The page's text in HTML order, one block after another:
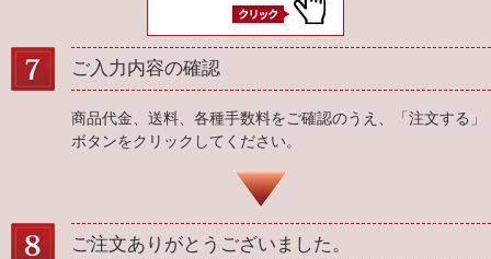
ご入力内容の確認
商品代金、送料、各種手数料をご確認のうえ、「注文する」
ボタンをクリックしてください。
ご注文ありがとうございました。